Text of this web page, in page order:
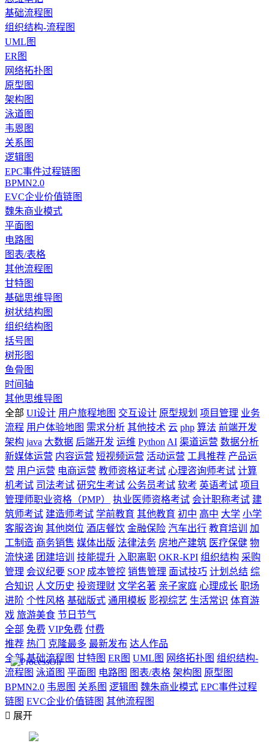
基础流程图
组织结构-流程图
UML图
ER图
网络拓扑图
原型图
架构图
泳道图
韦恩图
关系图
逻辑图
EPC事件过程链图
BPMN2.0
EVC企业价值链图
魏朱商业模式
平面图
电路图
图表/表格
其他流程图
甘特图
基础思维导图
树状结构图
组织结构图
括号图
树形图
鱼骨图
时间轴
其他思维导图
全部 UI设计 用户旅程地图 交互设计 原型规划 项目管理 业务
流程 用户体验地图 需求分析 其他技术 云 php 算法 前端开发
架构 java 大数据 后端开发 运维 Python AI 渠道运营 数据分析
新媒体运营 内容运营 短视频运营 活动运营 工具推荐 产品运
营 用户运营 电商运营 教师资格证考试 心理咨询师考试 计算
机考试 司法考试 研究生考试 公务员考试 软考 英语考试 项目
管理师职业资格（PMP）
执业医师资格考试 会计职称考试 建
筑师考试 建造师考试 学前教育 其他教育 初中 高中 大学 小学
客服咨询 其他岗位 酒店餐饮 金融保险 汽车出行 教育培训
加
工制造 商务销售 媒体出版 法律法务 房地产建筑 医疗保健 物
流快递 团建培训 技能提升 入职离职 OKR-KPI 组织结构 采购
管理 会议纪要 SOP 成本管控 销售管理 面试技巧 计划总结 综
合知识 人文历史 投资理财 文学名著 亲子家庭 心理成长 职场
进阶 个性风格 基础版式 通用模板 影视综艺 生活常识 体育游
戏 旅游美食 节日节气
全部 免费 VIP免费 付费
推荐 热门 克隆最多 最新发布 达人作品
全部 基础流程图 甘特图 ER图 UML图 网络拓扑图 组织结构-
流程图 泳道图 平面图 电路图 图表/表格 架构图 原型图
BPMN2.0 韦恩图 关系图 逻辑图 魏朱商业模式 EPC事件过程
链图 EVC企业价值链图 其他流程图
 展开